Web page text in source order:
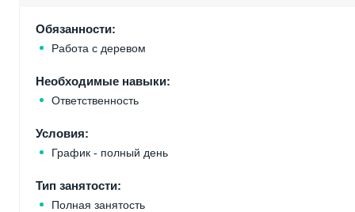
Обязанности:
Работа с деревом
Необходимые навыки:
Ответственность
Условия:
График - полный день
Тип занятости:
Полная занятость